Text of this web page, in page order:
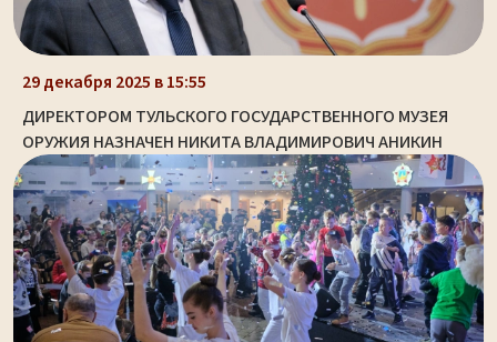
29 декабря 2025 в 15:55
ДИРЕКТОРОМ ТУЛЬСКОГО ГОСУДАРСТВЕННОГО МУЗЕЯ
ОРУЖИЯ НАЗНАЧЕН НИКИТА ВЛАДИМИРОВИЧ АНИКИН